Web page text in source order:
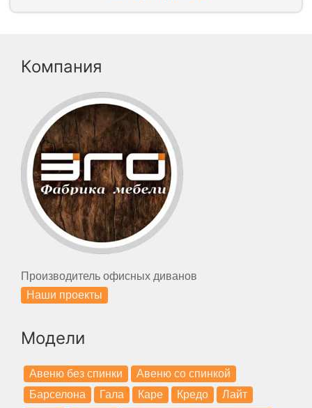
Компания
Производитель офисных диванов
Наши проекты
Модели
Авеню без спинки
Авеню со спинкой
Барселона
Гала Каре Кредо
Лайт